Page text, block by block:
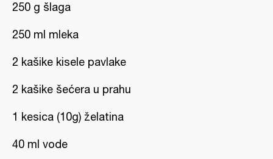
250 g šlaga
250 ml mleka
2 kašike kisele pavlake
2 kašike šećera u prahu
1 kesica (10g) želatina
40 ml vode